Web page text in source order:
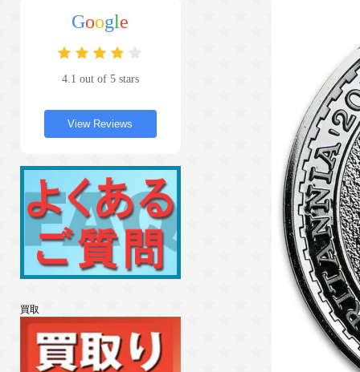
Google
4.1 out of 5 stars
View Reviews
買取